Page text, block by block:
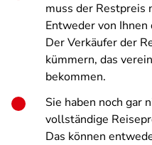
muss der Restpreis
Entweder von
Der Verkäufer der
kümmern, das
bekommen.
Sie haben noch gar
vollständige
Das können